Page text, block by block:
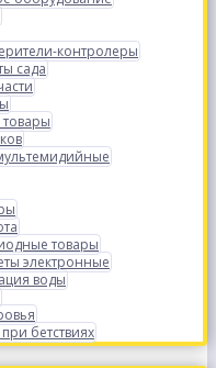
контролеры
сада
товары
электронные
воды
бетствиях